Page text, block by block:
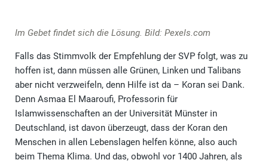
Im Gebet findet sich die Lösung. Bild: Pexels.com
Falls das Stimmvolk der Empfehlung der SVP folgt, was zu
hoffen ist, dann müssen alle Grünen, Linken und Talibans
aber nicht verzweifeln, denn Hilfe ist da – Koran sei Dank.
Denn Asmaa El Maaroufi, Professorin für
Islamwissenschaften an der Universität Münster in
Deutschland, ist davon überzeugt, dass der Koran den
Menschen in allen Lebenslagen helfen könne, also auch
beim Thema Klima. Und das, obwohl vor 1400 Jahren, als